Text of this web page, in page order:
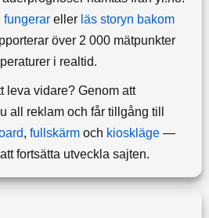
fungerareller läs storyn bakom
över 2 000 mätpunkter
i realtid.
leva vidare? Genom att
all reklam och får tillgång till
, fullskärmoch kioskläge—
fortsätta utveckla sajten.